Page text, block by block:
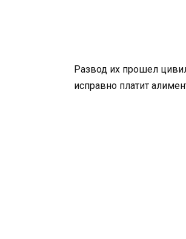
Развод их прошел
исправно платит